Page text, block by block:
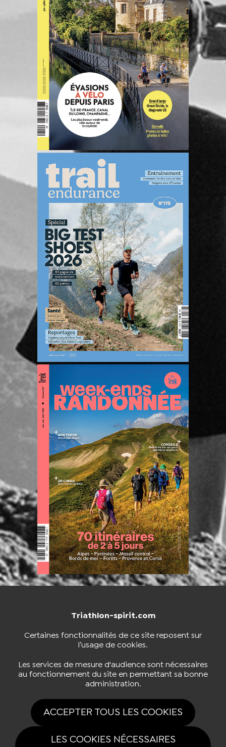
Triathlon-spirit.com
Certaines fonctionnalités de ce site reposent sur
l’usage de cookies.
Les services de mesure d'audience sont nécessaires
au fonctionnement du site en permettant sa bonne
administration.
ACCEPTER TOUS LES COOKIES
LES COOKIES NÉCESSAIRES
NOUS CONTACTER BOUTIQUE